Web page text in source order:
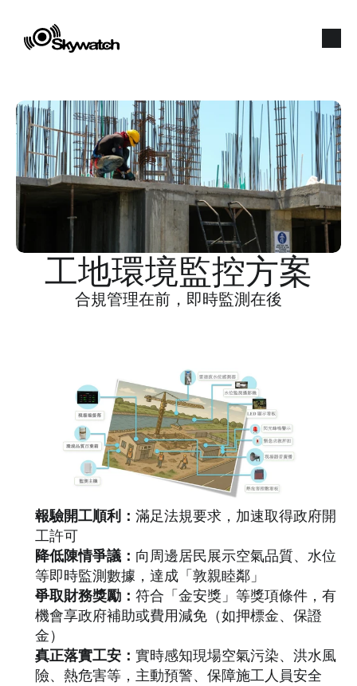
工地環境監控方案
合規管理在前，即時監測在後
報驗開工順利： 滿足法規要求，加速取得政府開
工許可
降低陳情爭議： 向周邊居民展示空氣品質、水位
等即時監測數據，達成「敦親睦鄰」
爭取財務獎勵： 符合「金安獎」等獎項條件，有
機會享政府補助或費用減免（如押標金、保證
金）
真正落實工安： 實時感知現場空氣污染、洪水風
險、熱危害等，主動預警、保障施工人員安全